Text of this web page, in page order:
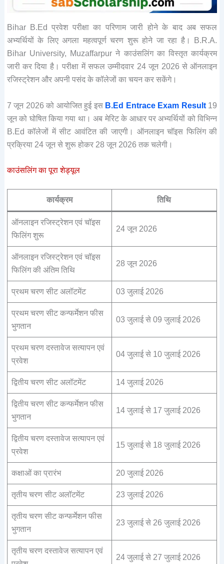
Bihar B.Ed प्रवेश परीक्षा का परिणाम जारी होने के बाद अब सफल
अभ्यर्थियों के लिए अगला महत्वपूर्ण चरण शुरू होने जा रहा है। B.R.A.
Bihar University, Muzaffarpur ने काउंसलिंग का विस्तृत कार्यक्रम
जारी कर दिया है। परीक्षा में सफल उम्मीदवार 24 जून 2026 से ऑनलाइन
रजिस्ट्रेशन और अपनी पसंद के कॉलेजों का चयन कर सकेंगे।
7 जून 2026 को आयोजित हुई इस B.Ed Entrace Exam Result19
जून को घोषित किया गया था। अब मेरिट के आधार पर अभ्यर्थियों को विभिन्न
B.Ed कॉलेजों में सीट आवंटित की जाएगी। ऑनलाइन चॉइस फिलिंग की
प्रक्रिया 24 जून से शुरू होकर 28 जून 2026 तक चलेगी।
काउंसलिंग का पूरा शेड्यूल
कार्यक्रम तिथि
ऑनलाइन रजिस्ट्रेशन एवं चॉइस
फिलिंग शुरू
24 जून 2026
ऑनलाइन रजिस्ट्रेशन एवं चॉइस
फिलिंग की अंतिम तिथि
28 जून 2026
प्रथम चरण सीट अलॉटमेंट 03 जुलाई 2026
प्रथम चरण सीट कन्फर्मेशन फीस
भुगतान
03 जुलाई से 09 जुलाई 2026
प्रथम चरण दस्तावेज सत्यापन एवं
प्रवेश
04 जुलाई से 10 जुलाई 2026
द्वितीय चरण सीट अलॉटमेंट 14 जुलाई 2026
द्वितीय चरण सीट कन्फर्मेशन फीस
भुगतान
14 जुलाई से 17 जुलाई 2026
द्वितीय चरण दस्तावेज सत्यापन एवं
प्रवेश
15 जुलाई से 18 जुलाई 2026
कक्षाओं का प्रारंभ 20 जुलाई 2026
तृतीय चरण सीट अलॉटमेंट 23 जुलाई 2026
तृतीय चरण सीट कन्फर्मेशन फीस
भुगतान
23 जुलाई से 26 जुलाई 2026
तृतीय चरण दस्तावेज सत्यापन एवं
24 जुलाई से 27 जुलाई 2026